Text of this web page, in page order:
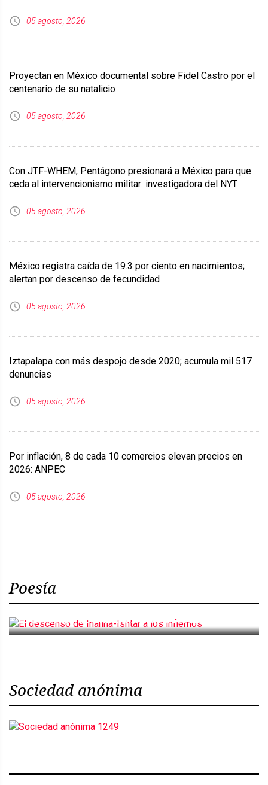
05 agosto, 2026
Proyectan en México documental sobre Fidel Castro por el
centenario de su natalicio
05 agosto, 2026
Con JTF-WHEM, Pentágono presionará a México para que
ceda al intervencionismo militar: investigadora del NYT
05 agosto, 2026
México registra caída de 19.3 por ciento en nacimientos;
alertan por descenso de fecundidad
05 agosto, 2026
Iztapalapa con más despojo desde 2020; acumula mil 517
denuncias
05 agosto, 2026
Por inflación, 8 de cada 10 comercios elevan precios en
2026: ANPEC
05 agosto, 2026
Poesía
El descenso de Inanna-Ishtar a los infiernos
Sociedad anónima